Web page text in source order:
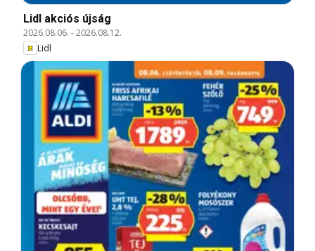
Lidl akciós újság
2026.08.06. -2026.08.12.
Lidl